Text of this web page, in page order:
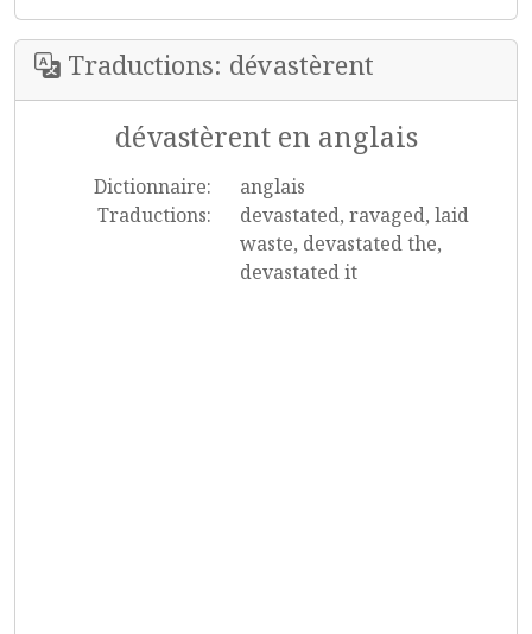
Traductions: dévastèrent
dévastèrent en anglais
Dictionnaire:
anglais
Traductions:
devastated, ravaged, laid
waste, devastated the,
devastated it